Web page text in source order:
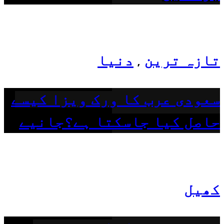
تازہ ترین , دنیا
سعودی عرب کا ورک ویزا کیسے
حاصل کیا جاسکتا ہے؟جانیے
کھیل